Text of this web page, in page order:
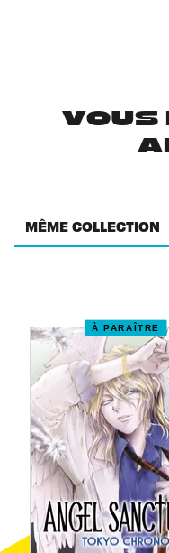
VOUS
MÊME COLLECTION
À PARAÎTRE